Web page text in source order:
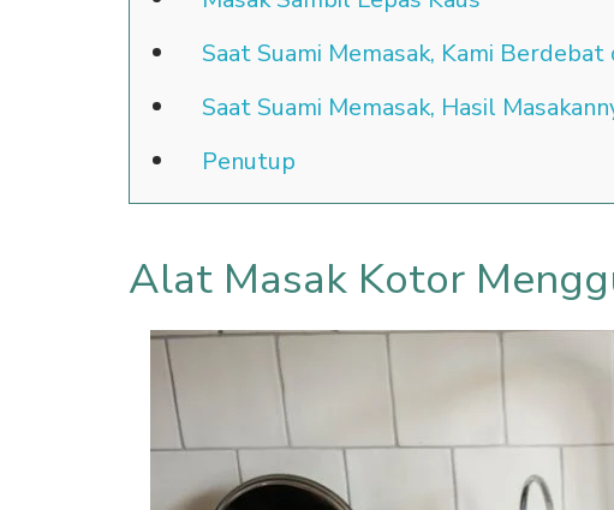
Saat Suami Memasak, Kami
Saat Suami Memasak, Hasil
Penutup
Alat Masak Kotor